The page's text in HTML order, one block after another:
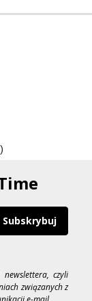
Subskrybuj
czyli
związanych z